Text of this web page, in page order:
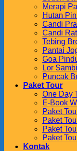
Merapi
Hutan
Candi
Candi
Tebing
Pantai
Goa
Lor
Puncak
Paket Tour
One Day
E-Book
Paket
Paket
Paket
Paket
Kontak